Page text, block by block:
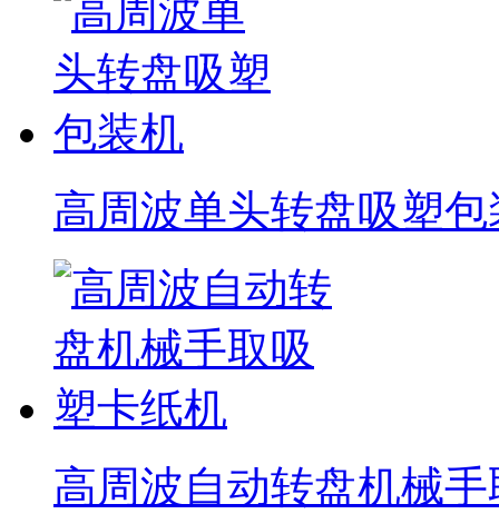
高周波单头转盘吸塑包
高周波自动转盘机械